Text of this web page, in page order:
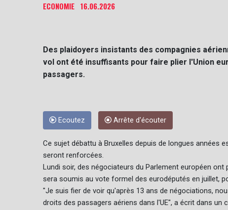
ECONOMIE 16.06.2026
Des plaidoyers insistants des compagnies
vol ont été insuffisants pour faire plier l'Union
passagers.
Ecoutez Arrête d'écouter
Ce sujet débattu à Bruxelles depuis de longues années
seront renforcées.
Lundi soir, des négociateurs du Parlement européen
sera soumis au vote formel des eurodéputés en juillet,
"Je suis fier de voir qu'après 13 ans de négociations,
droits des passagers aériens dans l'UE", a écrit dans